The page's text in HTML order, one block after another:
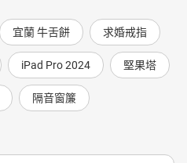
宜蘭 牛舌餅 求婚戒指
iPad Pro 2024 堅果塔
隔音窗簾